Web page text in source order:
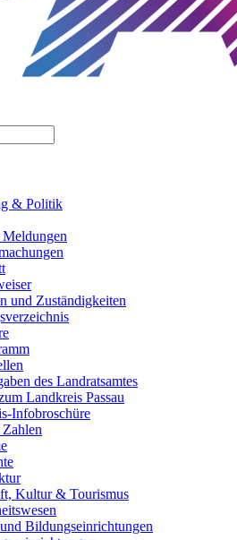
& Politik
und Zuständigkeiten
des Landratsamtes
Landkreis Passau
Infobroschüre
Kultur & Tourismus
Bildungseinrichtungen